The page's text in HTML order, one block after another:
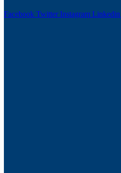
Facebook Twitter Instagram Linkedin